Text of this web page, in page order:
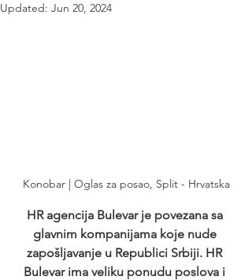
Updated: Jun 20, 2024
Konobar | Oglas za posao, Split - Hrvatska
HR agencija Bulevar je povezana sa
glavnim kompanijama koje nude
zapošljavanje u Republici Srbiji. HR
Bulevar ima veliku ponudu poslova i